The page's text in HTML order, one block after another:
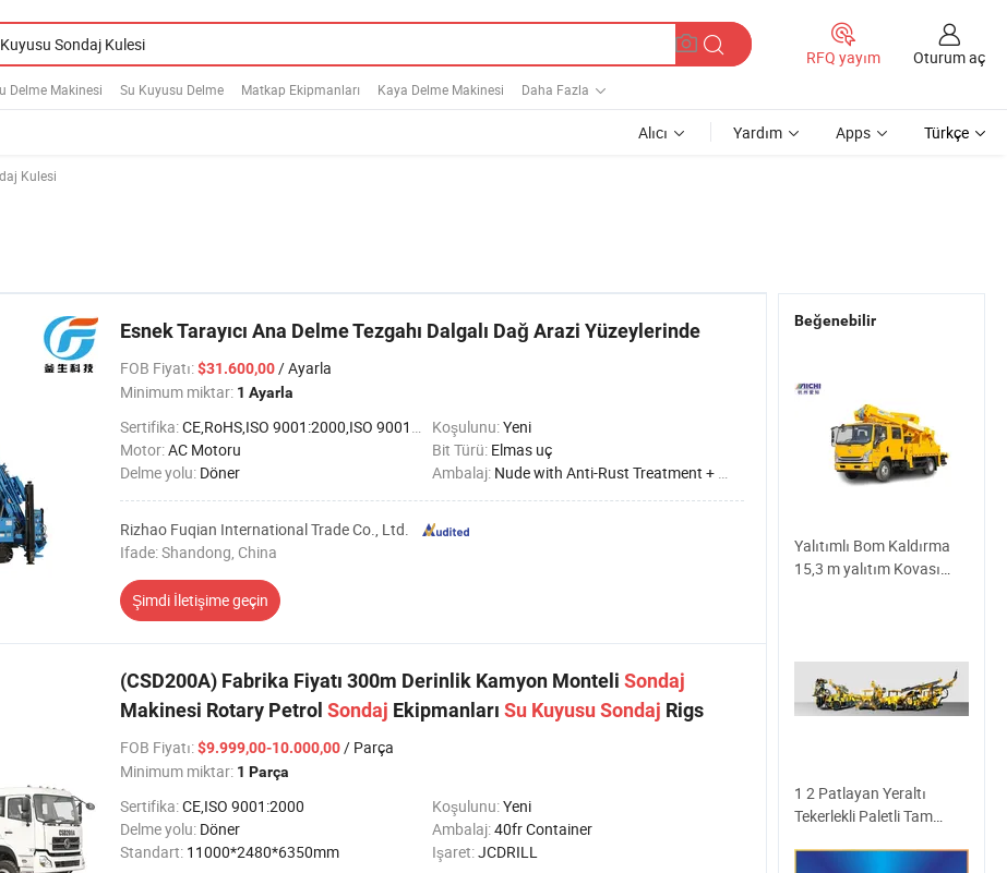
Delme Makinesi Su Kuyusu Delme Matkap Ekipmanları Kaya Delme Makinesi Daha Fazla
RFQ yayım Oturum aç
Alıcı Yardım Apps Türkçe
Kulesi
Esnek Tarayıcı Ana Delme Tezgahı Dalgalı Dağ Arazi Yüzeylerinde
FOB Fiyatı:$31.600,00/ Ayarla
Minimum miktar: 1 Ayarla
Sertifika:CE,RoHS,ISO 9001:2000,ISO 9001:2008 Koşulunu:Yeni
Motor:AC Motoru Bit Türü: Elmas uç
Delme yolu: Döner Ambalaj: Nude with Anti-Rust Treatment + Steel Frame Reinfo
Rizhao Fuqian International Trade Co., Ltd.
Ifade: Shandong, China
Şimdi İletişime geçin
(CSD200A) Fabrika Fiyatı 300m Derinlik Kamyon Monteli Sondaj
Makinesi Rotary Petrol Sondaj Ekipmanları Su KuyusuSondaj Rigs
FOB Fiyatı:$9.999,00-10.000,00/ Parça
Minimum miktar: 1 Parça
Sertifika:CE,ISO 9001:2000 Koşulunu:Yeni
Delme yolu: Döner Ambalaj:40fr Container
Standart: 11000*2480*6350mm Işaret:JCDRILL
Beğenebilir
Yalıtımlı Bom Kaldırma
15,3 m yalıtım Kovası
1 2 Patlayan Yeraltı
Tekerlekli Paletli Tam